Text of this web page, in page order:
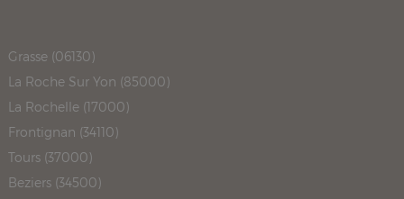
Grasse (06130)
La Roche Sur Yon (85000)
La Rochelle (17000)
Frontignan (34110)
Tours (37000)
Beziers (34500)